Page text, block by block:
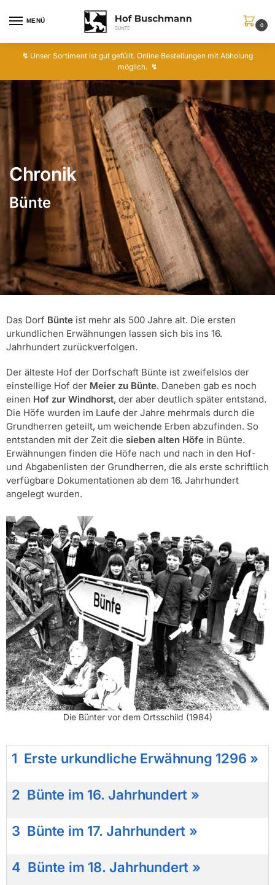
MENÜ
0
↯ Unser Sortiment ist gut gefüllt. Online Bestellungen mit Abholung
möglich. ↯
Chronik
Bünte
Das Dorf Bünte ist mehr als 500 Jahre alt. Die ersten
urkundlichen Erwähnungen lassen sich bis ins 16.
Jahrhundert zurückverfolgen.
Der älteste Hof der Dorfschaft Bünte ist zweifelslos der
einstellige Hof der Meier zu Bünte. Daneben gab es noch
einen Hof zur Windhorst, der aber deutlich später entstand.
Die Höfe wurden im Laufe der Jahre mehrmals durch die
Grundherren geteilt, um weichende Erben abzufinden. So
entstanden mit der Zeit die sieben alten Höfe in Bünte.
Erwähnungen finden die Höfe nach und nach in den Hof-
und Abgabenlisten der Grundherren, die als erste schriftlich
verfügbare Dokumentationen ab dem 16. Jahrhundert
angelegt wurden.
Die Bünter vor dem Ortsschild (1984)
1 Erste urkundliche Erwähnung 1296 »
2 Bünte im 16. Jahrhundert »
3 Bünte im 17. Jahrhundert »
4 Bünte im 18. Jahrhundert »